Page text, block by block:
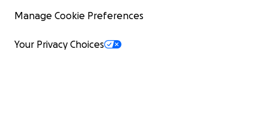
Manage Cookie Preferences
Your Privacy Choices